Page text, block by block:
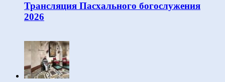
Трансляция Пасхального богослужения
2026